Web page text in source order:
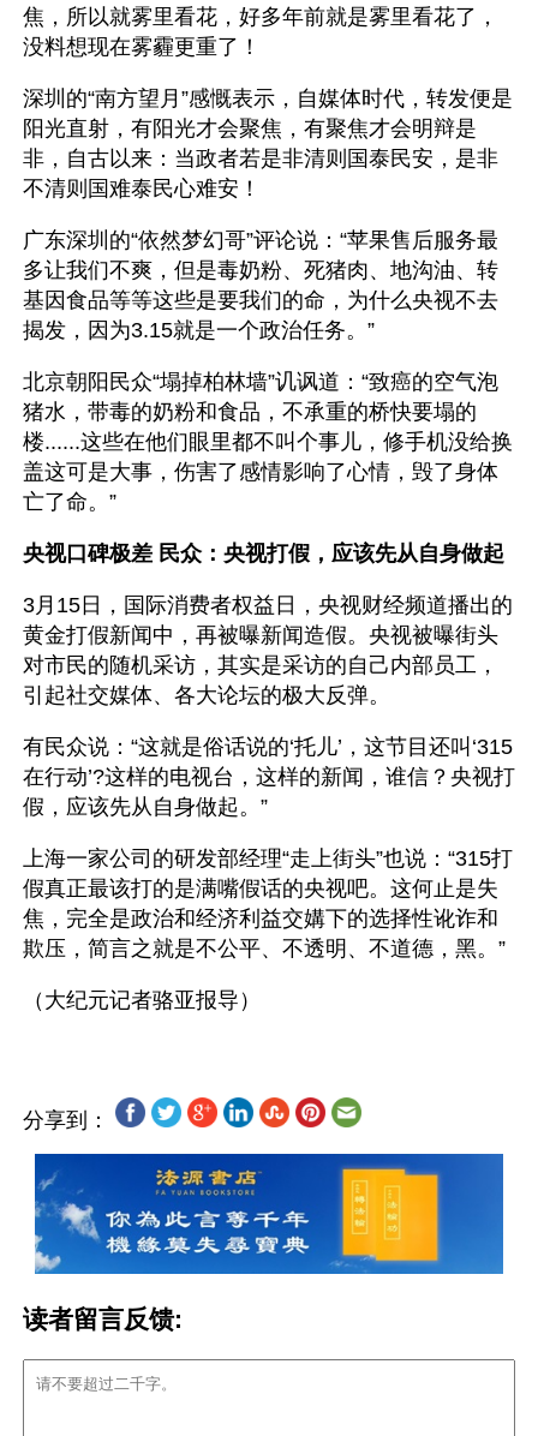
焦，所以就雾里看花，好多年前就是雾里看花了，
没料想现在雾霾更重了！
深圳的“南方望月”感慨表示，自媒体时代，转发便是
阳光直射，有阳光才会聚焦，有聚焦才会明辩是
非，自古以来：当政者若是非清则国泰民安，是非
不清则国难泰民心难安！
广东深圳的“依然梦幻哥”评论说：“苹果售后服务最
多让我们不爽，但是毒奶粉、死猪肉、地沟油、转
基因食品等等这些是要我们的命，为什么央视不去
揭发，因为3.15就是一个政治任务。”
北京朝阳民众“塌掉柏林墙”讥讽道：“致癌的空气泡
猪水，带毒的奶粉和食品，不承重的桥快要塌的
楼......这些在他们眼里都不叫个事儿，修手机没给换
盖这可是大事，伤害了感情影响了心情，毁了身体
亡了命。”
央视口碑极差 民众：央视打假，应该先从自身做起
3月15日，国际消费者权益日，央视财经频道播出的
黄金打假新闻中，再被曝新闻造假。央视被曝街头
对市民的随机采访，其实是采访的自己内部员工，
引起社交媒体、各大论坛的极大反弹。
有民众说：“这就是俗话说的‘托儿’，这节目还叫‘315
在行动’?这样的电视台，这样的新闻，谁信？央视打
假，应该先从自身做起。”
上海一家公司的研发部经理“走上街头”也说：“315打
假真正最该打的是满嘴假话的央视吧。这何止是失
焦，完全是政治和经济利益交媾下的选择性讹诈和
欺压，简言之就是不公平、不透明、不道德，黑。”
分享到：
读者留言反馈: